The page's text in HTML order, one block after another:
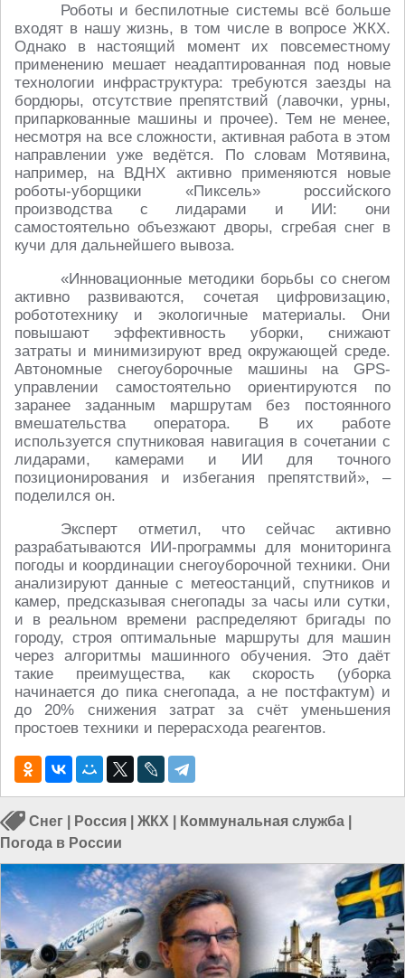
Роботы и беспилотные системы всё больше
входят в нашу жизнь, в том числе в вопросе ЖКХ.
Однако в настоящий момент их повсеместному
применению мешает неадаптированная под новые
технологии инфраструктура: требуются заезды на
бордюры, отсутствие препятствий (лавочки, урны,
припаркованные машины и прочее). Тем не менее,
несмотря на все сложности, активная работа в этом
направлении уже ведётся. По словам Мотявина,
например, на ВДНХ активно применяются новые
роботы-уборщики «Пиксель» российского
производства с лидарами и ИИ: они
самостоятельно объезжают дворы, сгребая снег в
кучи для дальнейшего вывоза.
«Инновационные методики борьбы со снегом
активно развиваются, сочетая цифровизацию,
робототехнику и экологичные материалы. Они
повышают эффективность уборки, снижают
затраты и минимизируют вред окружающей среде.
Автономные снегоуборочные машины на GPS-
управлении самостоятельно ориентируются по
заранее заданным маршрутам без постоянного
вмешательства оператора. В их работе
используется спутниковая навигация в сочетании с
лидарами, камерами и ИИ для точного
позиционирования и избегания препятствий», –
поделился он.
Эксперт отметил, что сейчас активно
разрабатываются ИИ-программы для мониторинга
погоды и координации снегоуборочной техники. Они
анализируют данные с метеостанций, спутников и
камер, предсказывая снегопады за часы или сутки,
и в реальном времени распределяют бригады по
городу, строя оптимальные маршруты для машин
через алгоритмы машинного обучения. Это даёт
такие преимущества, как скорость (уборка
начинается до пика снегопада, а не постфактум) и
до 20% снижения затрат за счёт уменьшения
простоев техники и перерасхода реагентов.
Снег Россия ЖКХ Коммунальная служба
Погода в России